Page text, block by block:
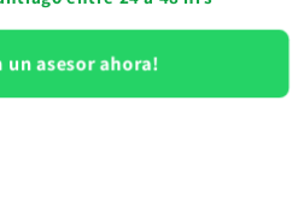
un asesor ahora!